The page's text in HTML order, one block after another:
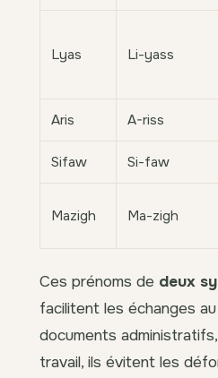
Lyas Li-yass
Aris A-riss
Sifaw Si-faw
Mazigh Ma-zigh
Ces prénoms de deux
facilitent les échanges
documents administratifs,
travail, ils évitent les